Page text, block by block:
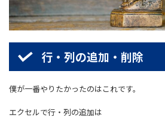
行・列の追加・削除
僕が一番やりたかったのはこれです。
エクセルで行・列の追加は